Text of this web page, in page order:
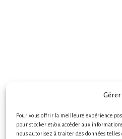
Pour vous offrir la meilleure expérience
pour stocker et/ou accéder aux
nous autorisez à traiter des données
Mentions légales| © 2026